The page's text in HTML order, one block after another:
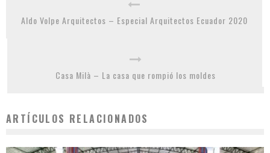
Aldo Volpe Arquitectos – Especial Arquitectos Ecuador 2020
Casa Milà – La casa que rompió los moldes
ARTÍCULOS RELACIONADOS